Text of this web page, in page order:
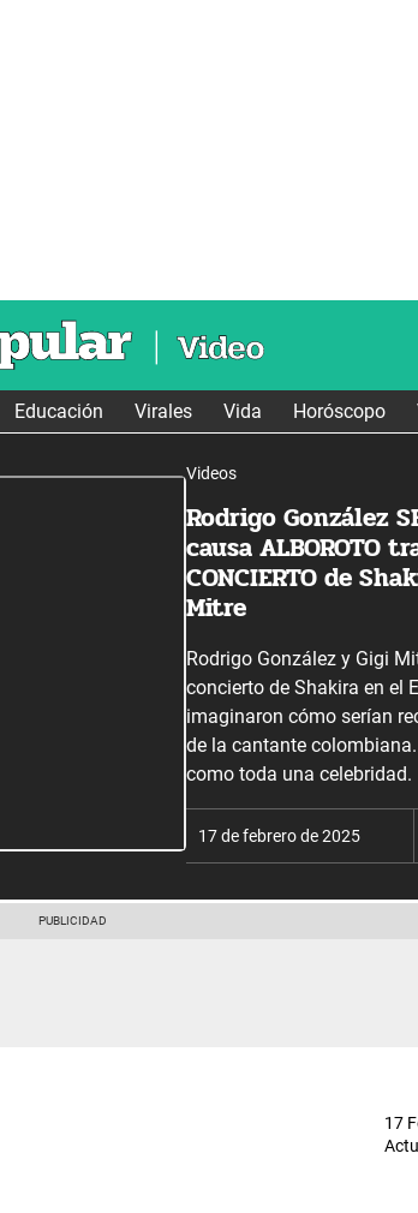
Educación Virales Vida Horóscopo
Videos
Rodrigo González
causa ALBOROTO
CONCIERTO de
Mitre
Rodrigo González y Gigi
concierto de Shakira en el
imaginaron cómo serían
de la cantante
como toda una celebridad.
17 de febrero de 2025
17